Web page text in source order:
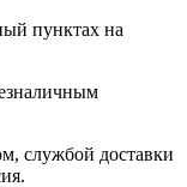
пунктах на
службой доставки